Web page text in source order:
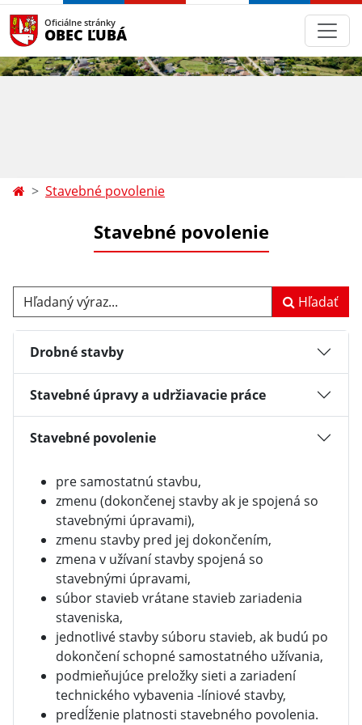
Oficiálne stránky
OBEC ĽUBÁ
Stavebné povolenie
Stavebné povolenie
Hľadaný výraz... Hľadať
Drobné stavby
Stavebné úpravy a udržiavacie práce
Stavebné povolenie
pre samostatnú stavbu,
zmenu (dokončenej stavby ak je spojená so
stavebnými úpravami),
zmenu stavby pred jej dokončením,
zmena v užívaní stavby spojená so
stavebnými úpravami,
súbor stavieb vrátane stavieb zariadenia
staveniska,
jednotlivé stavby súboru stavieb, ak budú po
dokončení schopné samostatného užívania,
podmieňujúce preložky sieti a zariadení
technického vybavenia -líniové stavby,
predĺženie platnosti stavebného povolenia.